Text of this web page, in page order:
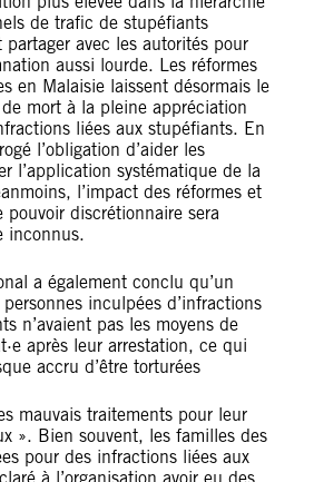
de trafic de stupéfiants
partager avec les autorités pour
aussi lourde. Les réformes
en Malaisie laissent désormais le
mort à la pleine appréciation
liées aux stupéfiants. En
l’obligation d’aider les
l’application systématique de la
l’impact des réformes et
pouvoir discrétionnaire sera
inconnus.
a également conclu qu’un
inculpées d’infractions
n’avaient pas les moyens de
après leur arrestation, ce qui
accru d’être torturées
mauvais traitements pour leur
». Bien souvent, les familles des
pour des infractions liées aux